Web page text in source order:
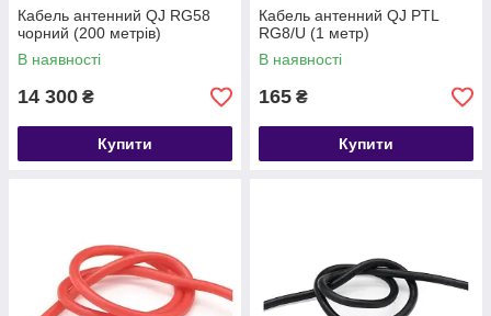
Кабель антенний QJ RG58
чорний (200 метрів)
В наявності
14 300 ₴
Купити
Кабель антенний QJ PTL
RG8/U (1 метр)
В наявності
165 ₴
Купити